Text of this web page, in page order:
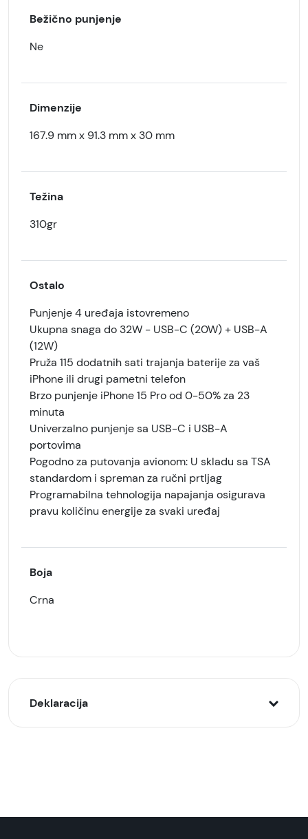
Bežično punjenje
Ne
Dimenzije
167.9 mm x 91.3 mm x 30 mm
Težina
310gr
Ostalo
Punjenje 4 uređaja istovremeno
Ukupna snaga do 32W - USB-C (20W) + USB-A
(12W)
Pruža 115 dodatnih sati trajanja baterije za vaš
iPhone ili drugi pametni telefon
Brzo punjenje iPhone 15 Pro od 0-50% za 23
minuta
Univerzalno punjenje sa USB-C i USB-A
portovima
Pogodno za putovanja avionom: U skladu sa TSA
standardom i spreman za ručni prtljag
Programabilna tehnologija napajanja osigurava
pravu količinu energije za svaki uređaj
Boja
Crna
Deklaracija
Naziv i vrsta robe: